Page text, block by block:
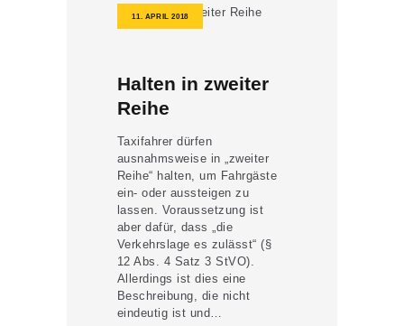
11. APRIL 2018
Halten in zweiter
Reihe
Taxifahrer dürfen
ausnahmsweise in „zweiter
Reihe“ halten, um Fahrgäste
ein- oder aussteigen zu
lassen. Voraussetzung ist
aber dafür, dass „die
Verkehrslage es zulässt“ (§
12 Abs. 4 Satz 3 StVO).
Allerdings ist dies eine
Beschreibung, die nicht
eindeutig ist und…